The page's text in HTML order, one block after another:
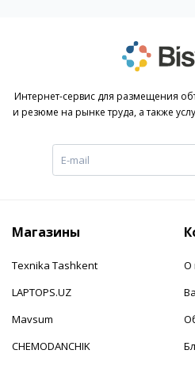
Интернет-сервис для размещения
и резюме на рынке труда, а также
Магазины
Texnika Tashkent
LAPTOPS.UZ
Mavsum
CHEMODANCHIK
О